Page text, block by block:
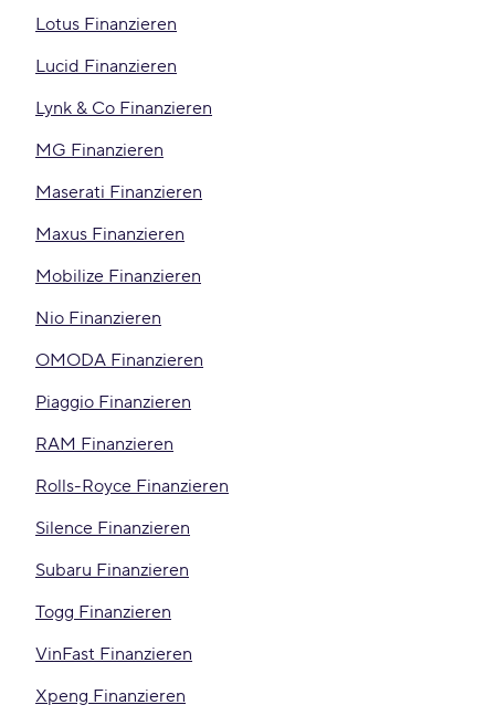
Lotus Finanzieren
Lucid Finanzieren
Lynk & Co Finanzieren
MG Finanzieren
Maserati Finanzieren
Maxus Finanzieren
Mobilize Finanzieren
Nio Finanzieren
OMODA Finanzieren
Piaggio Finanzieren
RAM Finanzieren
Rolls-Royce Finanzieren
Silence Finanzieren
Subaru Finanzieren
Togg Finanzieren
VinFast Finanzieren
Xpeng Finanzieren